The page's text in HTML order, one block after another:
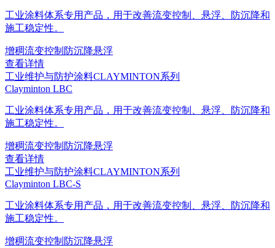
工业涂料体系专用产品，用于改善流变控制、悬浮、防沉降和
施工稳定性。
增稠流变控制 防沉降悬浮
查看详情
工业维护与防护涂料CLAYMINTON系列
Clayminton LBC
工业涂料体系专用产品，用于改善流变控制、悬浮、防沉降和
施工稳定性。
增稠流变控制 防沉降悬浮
查看详情
工业维护与防护涂料CLAYMINTON系列
Clayminton LBC-S
工业涂料体系专用产品，用于改善流变控制、悬浮、防沉降和
施工稳定性。
增稠流变控制 防沉降悬浮